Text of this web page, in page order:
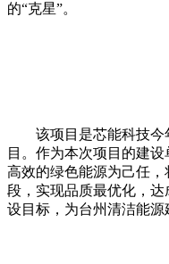
的“克星”。
该项目是芯能科技
目。作为本次项目的建设
高效的绿色能源为己任
段，实现品质最优化，
设目标，为台州清洁能源